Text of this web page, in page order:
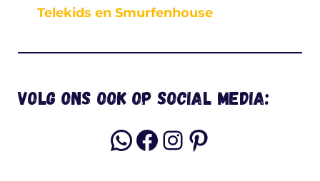
Telekids en Smurfenhouse
Volg ons ook op social media:
WhatsApp
Facebook
Instagram
Pinterest